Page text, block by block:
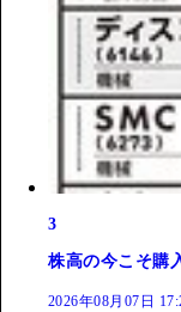
3
株高の今こそ購
2026年08月07日